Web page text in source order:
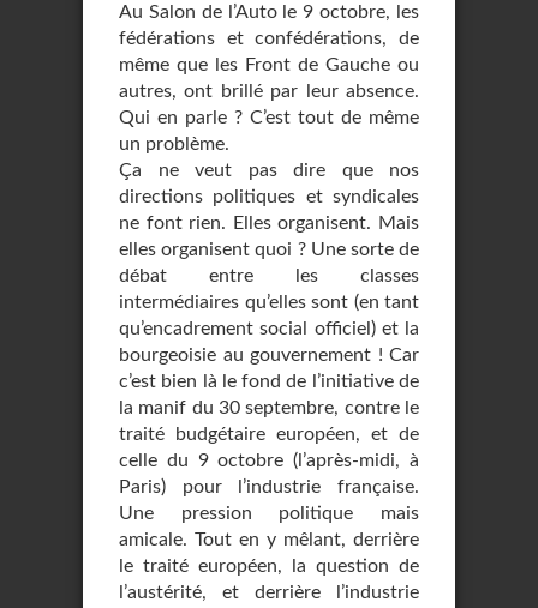
Au Salon de l’Auto le 9 octobre, les
fédérations et confédérations, de
même que les Front de Gauche ou
autres, ont brillé par leur absence.
Qui en parle ? C’est tout de même
un problème.
Ça ne veut pas dire que nos
directions politiques et syndicales
ne font rien. Elles organisent. Mais
elles organisent quoi ? Une sorte de
débat entre les classes
intermédiaires qu’elles sont (en tant
qu’encadrement social officiel) et la
bourgeoisie au gouvernement ! Car
c’est bien là le fond de l’initiative de
la manif du 30 septembre, contre le
traité budgétaire européen, et de
celle du 9 octobre (l’après-midi, à
Paris) pour l’industrie française.
Une pression politique mais
amicale. Tout en y mêlant, derrière
le traité européen, la question de
l’austérité, et derrière l’industrie